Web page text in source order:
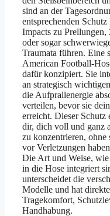
sind an der
entsprechenden
Impacts zu Prellungen,
oder sogar
Traumata führen. Eine
American Football-
dafür konzipiert. Sie
an strategisch
die Aufprallenergie
verteilen, bevor sie
erreicht. Dieser Schutz
dir, dich voll und ganz
zu konzentrieren, ohne
vor Verletzungen
Die Art und Weise, wie
in die Hose integriert
unterscheidet die
Modelle und hat
Tragekomfort,
Handhabung.